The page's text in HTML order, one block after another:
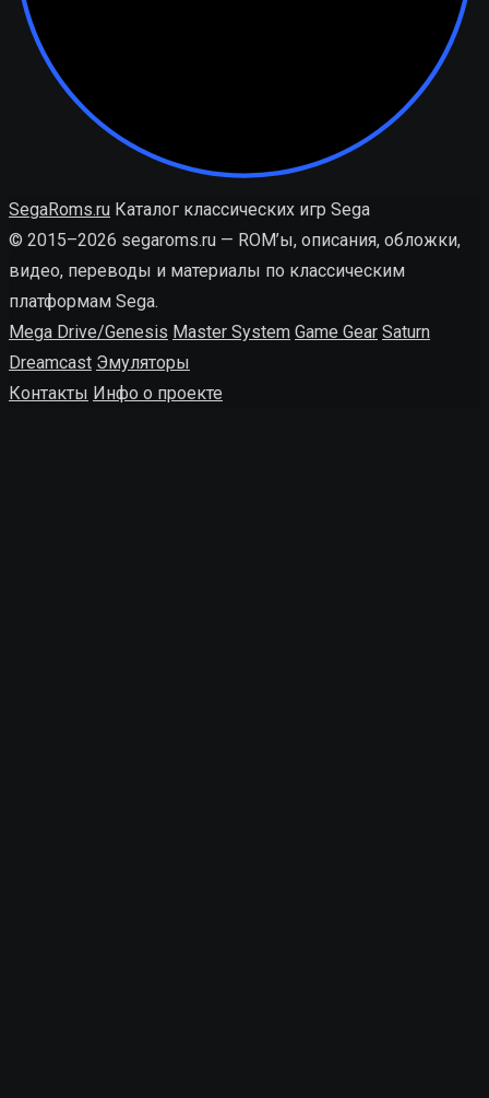
SegaRoms.ru Каталог классических игр Sega
© 2015–2026 segaroms.ru — ROM’ы, описания, обложки,
видео, переводы и материалы по классическим
платформам Sega.
Mega Drive/Genesis Master System Game Gear Saturn
Dreamcast Эмуляторы
Контакты Инфо о проекте